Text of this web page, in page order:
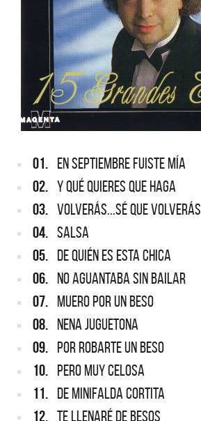
01. EN SEPTIEMBRE FUISTE MÍA
02. Y QUÉ QUIERES QUE HAGA
03. VOLVERÁS...SÉ QUE VOLVERÁS
04. SALSA
05. DE QUIÉN ES ESTA CHICA
06. NO AGUANTABA SIN BAILAR
07. MUERO POR UN BESO
08. NENA JUGUETONA
09. POR ROBARTE UN BESO
10. PERO MUY CELOSA
11. DE MINIFALDA CORTITA
12. TE LLENARÉ DE BESOS